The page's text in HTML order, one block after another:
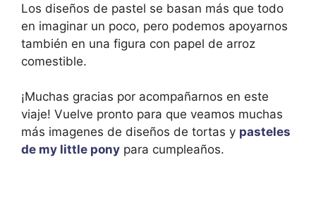
Los diseños de pastel se basan más que todo
en imaginar un poco, pero podemos apoyarnos
también en una figura con papel de arroz
comestible.
¡Muchas gracias por acompañarnos en este
viaje! Vuelve pronto para que veamos muchas
más imagenes de diseños de tortas y pasteles
de my little pony para cumpleaños.